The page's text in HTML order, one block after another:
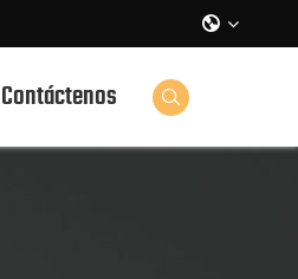

Contáctenos 